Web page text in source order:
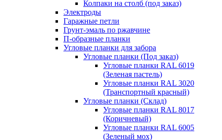
Колпаки на столб (под заказ)
Электроды
Гаражные петли
Грунт-эмаль по ржавчине
П-образные планки
Угловые планки для забора
Угловые планки (Под заказ)
Угловые планки RAL 6019
(Зеленая пастель)
Угловые планки RAL 3020
(Транспортный красный)
Угловые планки (Склад)
Угловые планки RAL 8017
(Коричневый)
Угловые планки RAL 6005
(Зеленый мох)